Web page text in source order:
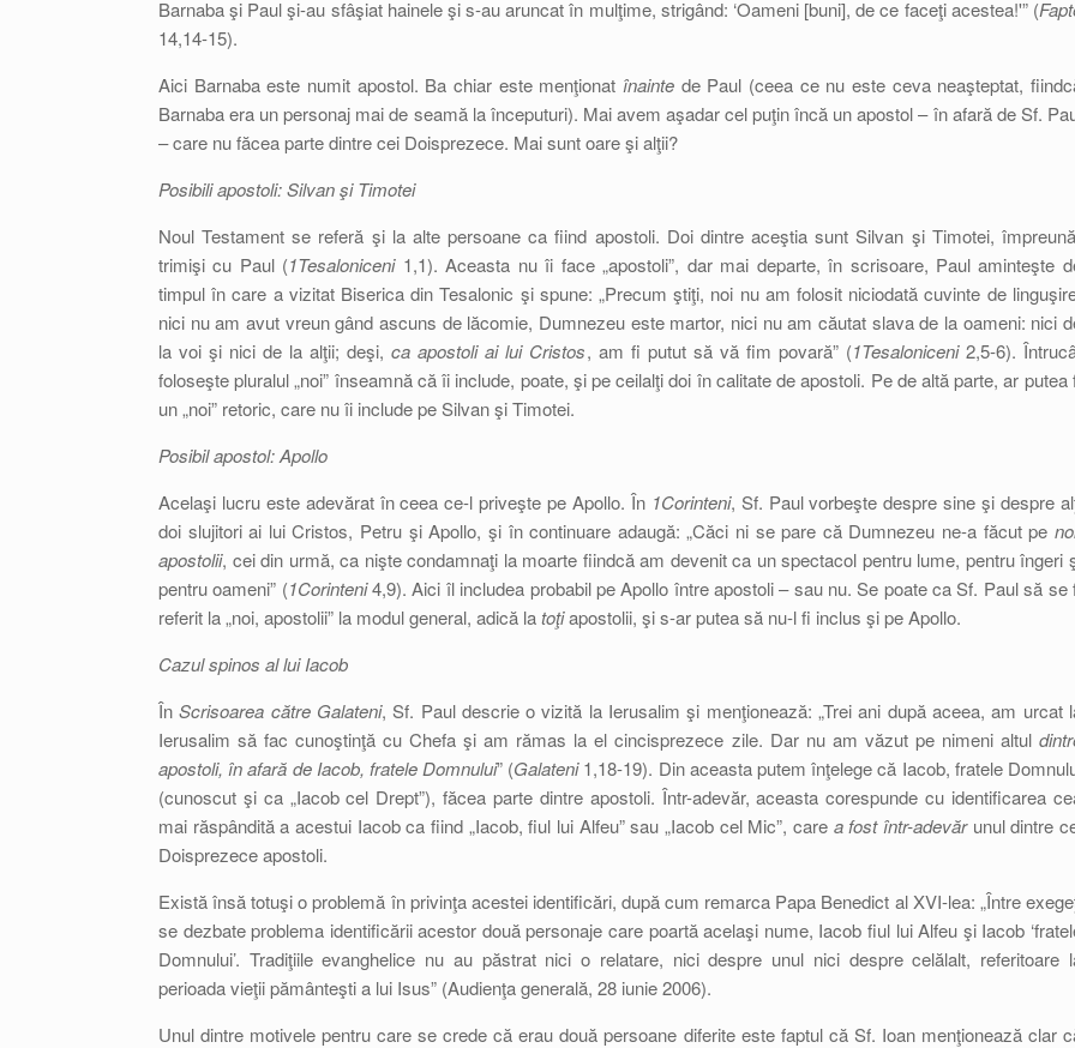
Barnaba şi Paul şi-au sfâşiat hainele şi s-au aruncat în mulţime, strigând: ‘Oameni [buni], de ce faceţi acestea!'” (
14,14-15).
Aici Barnaba este numit apostol. Ba chiar este menţionat înaintede Paul (ceea ce nu este ceva neaşteptat,
Barnaba era un personaj mai de seamă la începuturi). Mai avem aşadar cel puţin încă un apostol – în afară de Sf.
– care nu făcea parte dintre cei Doisprezece. Mai sunt oare şi alţii?
Posibili apostoli: Silvan şi Timotei
Noul Testament se referă şi la alte persoane ca fiind apostoli. Doi dintre aceştia sunt Silvan şi Timotei,
trimişi cu Paul (1Tesaloniceni1,1). Aceasta nu îi face „apostoli”, dar mai departe, în scrisoare, Paul aminteşte
timpul în care a vizitat Biserica din Tesalonic şi spune: „Precum ştiţi, noi nu am folosit niciodată cuvinte de
nici nu am avut vreun gând ascuns de lăcomie, Dumnezeu este martor, nici nu am căutat slava de la oameni: nici
la voi şi nici de la alţii; deşi,ca apostoli ai lui Cristos, am fi putut să vă fim povară” (1Tesaloniceni 2,5-6).
foloseşte pluralul „noi” înseamnă că îi include, poate, şi pe ceilalţi doi în calitate de apostoli. Pe de altă parte, ar putea
un „noi” retoric, care nu îi include pe Silvan şi Timotei.
Posibil apostol: Apollo
Acelaşi lucru este adevărat în ceea ce-l priveşte pe Apollo. În 1Corinteni, Sf. Paul vorbeşte despre sine şi despre
doi slujitori ai lui Cristos, Petru şi Apollo, şi în continuare adaugă: „Căci ni se pare că Dumnezeu ne-a făcut pe
apostolii, cei din urmă, ca nişte condamnaţi la moarte fiindcă am devenit ca un spectacol pentru lume, pentru îngeri
pentru oameni” (1Corinteni4,9). Aici îl includea probabil pe Apollo între apostoli – sau nu. Se poate ca Sf. Paul să se
referit la „noi, apostolii” la modul general, adică latoţiapostolii, şi s-ar putea să nu-l fi inclus şi pe Apollo.
Cazul spinos al lui Iacob
ÎnScrisoarea către Galateni, Sf. Paul descrie o vizită la Ierusalim şi menţionează: „Trei ani după aceea, am urcat
Ierusalim să fac cunoştinţă cu Chefa şi am rămas la el cincisprezece zile. Dar nu am văzut pe nimeni altul
apostoli, în afară de Iacob, fratele Domnului” (Galateni1,18-19). Din aceasta putem înţelege că Iacob, fratele
(cunoscut şi ca „Iacob cel Drept”), făcea parte dintre apostoli. Într-adevăr, aceasta corespunde cu identificarea
mai răspândită a acestui Iacob ca fiind „Iacob, fiul lui Alfeu” sau „Iacob cel Mic”, care a fost într-adevărunul dintre
Doisprezece apostoli.
Există însă totuşi o problemă în privinţa acestei identificări, după cum remarca Papa Benedict al XVI-lea: „Între
se dezbate problema identificării acestor două personaje care poartă acelaşi nume, Iacob fiul lui Alfeu şi Iacob
Domnului’. Tradiţiile evanghelice nu au păstrat nici o relatare, nici despre unul nici despre celălalt, referitoare
perioada vieţii pământeşti a lui Isus” (Audienţa generală, 28 iunie 2006).
Unul dintre motivele pentru care se crede că erau două persoane diferite este faptul că Sf. Ioan menţionează clar